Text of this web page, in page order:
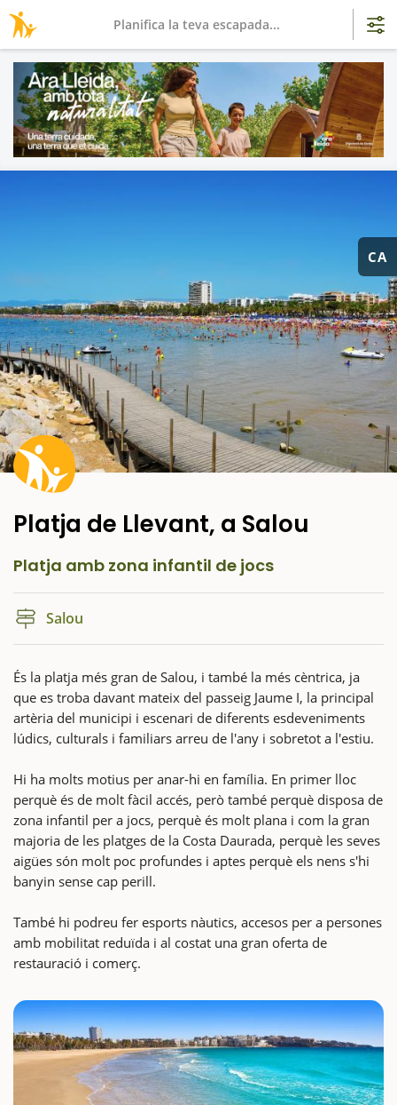
CA
Platja de Llevant, a Salou
Platja amb zona infantil de jocs
Salou
És la platja més gran de Salou, i també la més cèntrica, ja
que es troba davant mateix del passeig Jaume I, la principal
artèria del municipi i escenari de diferents esdeveniments
lúdics, culturals i familiars arreu de l'any i sobretot a l'estiu.
Hi ha molts motius per anar-hi en família. En primer lloc
perquè és de molt fàcil accés, però també perquè disposa de
zona infantil per a jocs, perquè és molt plana i com la gran
majoria de les platges de la Costa Daurada, perquè les seves
aigües són molt poc profundes i aptes perquè els nens s'hi
banyin sense cap perill.
També hi podreu fer esports nàutics, accesos per a persones
amb mobilitat reduïda i al costat una gran oferta de
restauració i comerç.
Planifica la teva escapada...